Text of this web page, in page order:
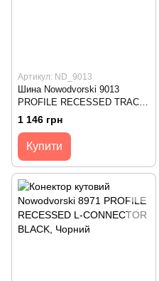
Артикул: ND_9013
Шина Nowodvorski 9013
PROFILE RECESSED TRACK
BLACK, 1 метр
1 146 грн
Купити